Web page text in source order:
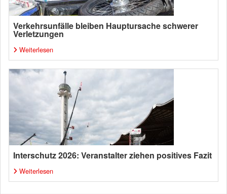
Verkehrsunfälle bleiben Hauptursache schwerer
Verletzungen
Weiterlesen
Interschutz 2026: Veranstalter ziehen positives Fazit
Weiterlesen